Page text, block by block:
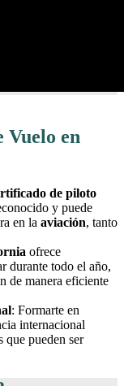
Vuelo en
de piloto
y puede
en la aviación, tanto
ofrece
durante todo el año,
de manera eficiente
: Formarte en
internacional
que pueden ser